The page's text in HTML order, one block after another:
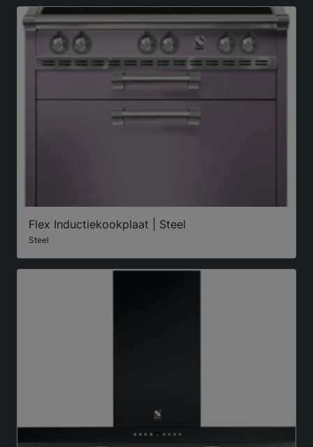
Flex Inductiekookplaat | Steel
Steel